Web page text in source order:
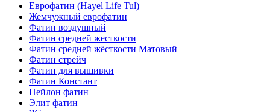
Еврофатин (Hayel Life Tul)
Жемчужный еврофатин
Фатин воздушный
Фатин средней жесткости
Фатин средней жёсткости Матовый
Фатин стрейч
Фатин для вышивки
Фатин Констант
Нейлон фатин
Элит фатин